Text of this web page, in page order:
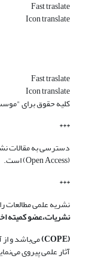
Fast traslate
Icon translate
Fast traslate
Icon translate
کلیه حقوق برای
***
دسترسی به مقالات
(Open Access) است.
***
نشریه علمی مطالعات
نشریات،عضو کمیته
(COPE)
می‌باشد و از
آثار علمی پیروی